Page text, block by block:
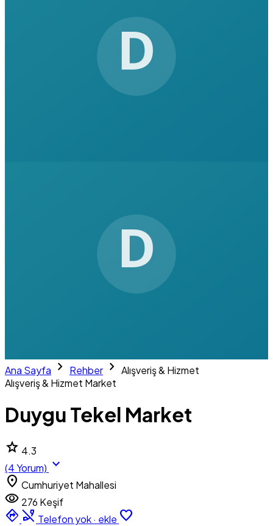
Ana Sayfa chevron_right Rehber chevron_right Alışveriş & Hizmet
Alışveriş & Hizmet Market
Duygu Tekel Market
star 4.3
(4 Yorum) expand_more
location_on Cumhuriyet Mahallesi
visibility 276 Keşif
directions phone_disabled Telefon yok · ekle favorite_border